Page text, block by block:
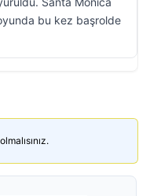
bu kez başrolde